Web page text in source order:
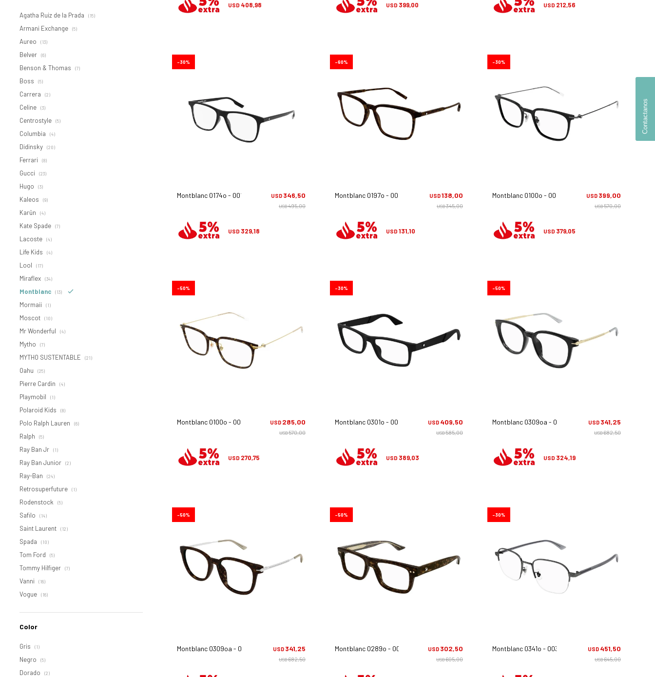
USD 408,98 USD 399,00 USD 212,56
Montblanc 0174o - 001 USD 346,50
USD495,00
30
USD 329,18
Montblanc 0197o - 005 USD138,00
USD345,00
60
USD 131,10
Montblanc 0100o - 005 USD 399,00
USD570,00
30
USD 379,05
Montblanc 0100o - 007 USD 285,00
USD570,00
50
USD 270,75
Montblanc 0301o - 005 USD 409,50
USD585,00
30
USD 389,03
Montblanc 0309oa - 001 USD 341,25
USD682,50
50
USD 324,19
Montblanc 0309oa - 002 USD 341,25
USD682,50
50
Montblanc 0289o - 002 USD 302,50
USD605,00
50
Montblanc 0341o - 003 USD 451,50
USD645,00
30
Agatha Ruiz de la Prada (15)
Armani Exchange (5)
Aureo (13)
Belver (6)
Benson & Thomas (7)
Boss (5)
Carrera (2)
Celine (3)
Centrostyle (5)
Columbia (4)
Didinsky (20)
Ferrari (8)
Gucci (23)
Hugo (3)
Kaleos (9)
Karün (4)
Kate Spade (7)
Lacoste (4)
Life Kids (4)
Lool (17)
Miraflex (34)
Montblanc (13)
Mormaii (1)
Moscot (10)
Mr Wonderful (4)
Mytho (7)
MYTHO SUSTENTABLE (21)
Oahu (25)
Pierre Cardin (4)
Playmobil (1)
Polaroid Kids (8)
Polo Ralph Lauren (6)
Ralph (5)
Ray Ban Jr (1)
Ray Ban Junior (2)
Ray-Ban (24)
Retrosuperfuture (1)
Rodenstock (5)
Safilo (14)
Saint Laurent (12)
Spada (10)
Tom Ford (5)
Tommy Hilfiger (7)
Vanni (16)
Vogue (16)
Color
Gris (1)
Negro (5)
Dorado (2)
Contactanos